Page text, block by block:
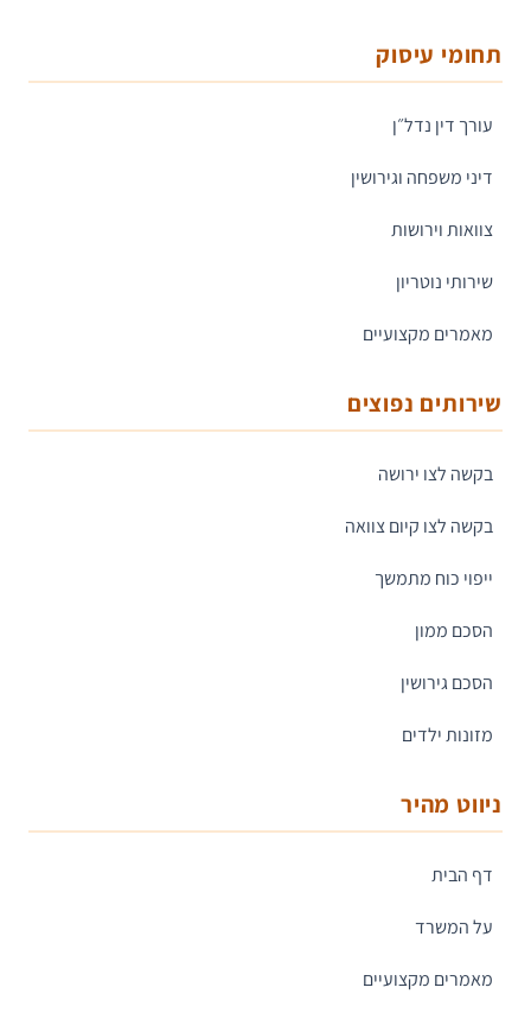
תחומי עיסוק
עורך דין נדל״ן
דיני משפחה וגירושין
צוואות וירושות
שירותי נוטריון
מאמרים מקצועיים
שירותים נפוצים
בקשה לצו ירושה
בקשה לצו קיום צוואה
ייפוי כוח מתמשך
הסכם ממון
הסכם גירושין
מזונות ילדים
ניווט מהיר
דף הבית
על המשרד
מאמרים מקצועיים